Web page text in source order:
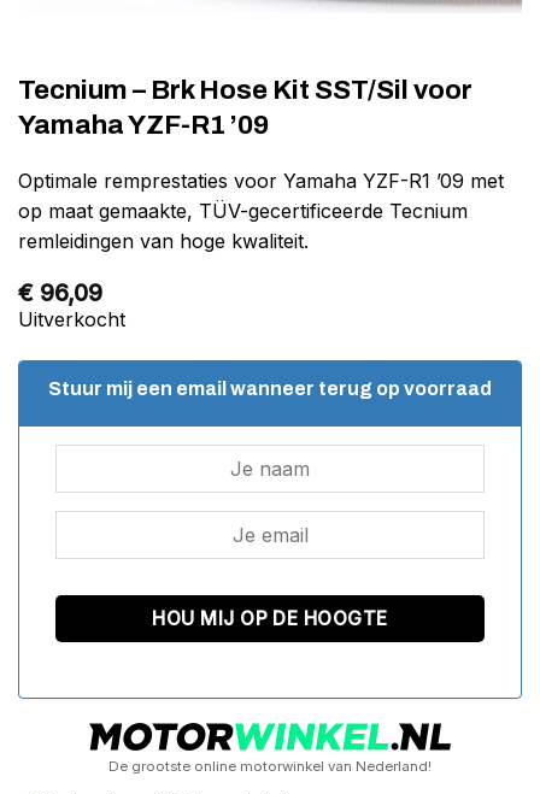
Tecnium – Brk Hose Kit SST/Sil voor
Yamaha YZF-R1 ’09
Optimale remprestaties voor Yamaha YZF-R1 ’09 met
op maat gemaakte, TÜV-gecertificeerde Tecnium
remleidingen van hoge kwaliteit.
€ 96,09
Uitverkocht
Stuur mij een email wanneer terug op voorraad
De grootste online motorwinkel van Nederland!